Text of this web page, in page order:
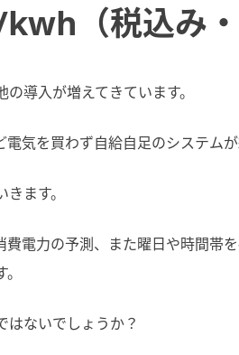
（税込み・
導入が増えてきています。
気を買わず自給自足のシステムが
ます。
電力の予測、また曜日や時間帯
はないでしょうか？